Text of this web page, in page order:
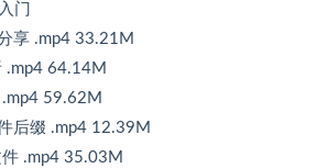
门
享 .mp4 33.21M
.mp4 64.14M
59.62M
后缀 .mp4 12.39M
.mp4 35.03M